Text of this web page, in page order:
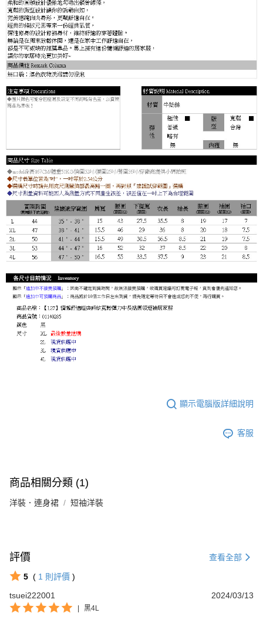
顯示電腦版詳細說明
客服
商品相關分類 (1)
洋裝．連身裙 短袖洋裝
評價 查看全部
5 ( 1 則評價 )
tsuei222001
2024/03/13
| 黑4L